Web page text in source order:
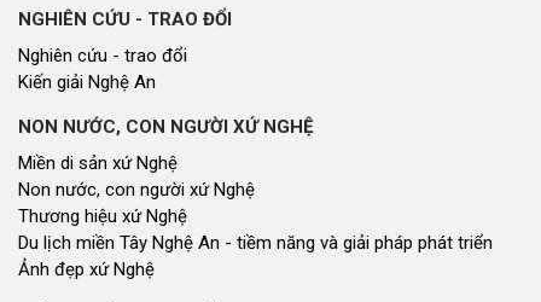
NGHIÊN CỨU - TRAO ĐỔI
Nghiên cứu - trao đổi
Kiến giải Nghệ An
NON NƯỚC, CON NGƯỜI XỨ NGHỆ
Miền di sản xứ Nghệ
Non nước, con người xứ Nghệ
Thương hiệu xứ Nghệ
Du lịch miền Tây Nghệ An - tiềm năng và giải pháp phát triển
Ảnh đẹp xứ Nghệ